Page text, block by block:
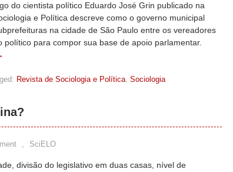
do cientista político Eduardo José Grin publicado na
e Política descreve como o governo municipal
na cidade de São Paulo entre os vereadores
político para compor sua base de apoio parlamentar.
Revista de Sociologia e Política, Sociologia
, SciELO
divisão do legislativo em duas casas, nível de